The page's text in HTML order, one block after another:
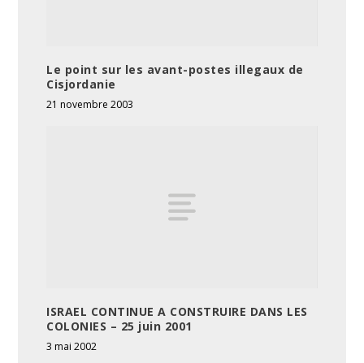
Le point sur les avant-postes illegaux de
Cisjordanie
21 novembre 2003
ISRAEL CONTINUE A CONSTRUIRE DANS LES
COLONIES – 25 juin 2001
3 mai 2002